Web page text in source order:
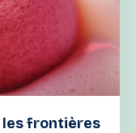
les frontières